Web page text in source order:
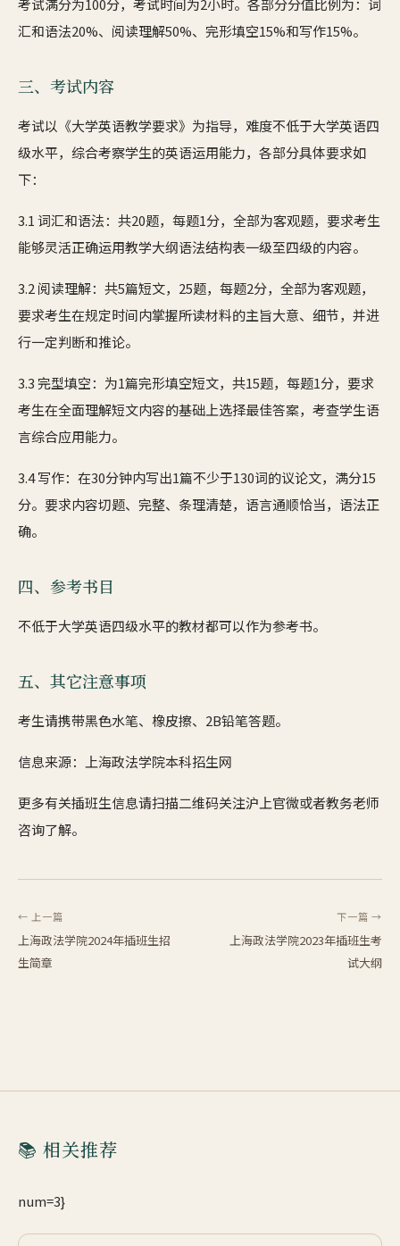
考试满分为100分，考试时间为2小时。各部分分值比例为：词
汇和语法20%、阅读理解50%、完形填空15%和写作15%。
三、考试内容
考试以《大学英语教学要求》为指导，难度不低于大学英语四
级水平，综合考察学生的英语运用能力，各部分具体要求如
下：
3.1 词汇和语法：共20题，每题1分，全部为客观题，要求考生
能够灵活正确运用教学大纲语法结构表一级至四级的内容。
3.2 阅读理解：共5篇短文，25题，每题2分，全部为客观题，
要求考生在规定时间内掌握所读材料的主旨大意、细节，并进
行一定判断和推论。
3.3 完型填空：为1篇完形填空短文，共15题，每题1分，要求
考生在全面理解短文内容的基础上选择最佳答案，考查学生语
言综合应用能力。
3.4 写作：在30分钟内写出1篇不少于130词的议论文，满分15
分。要求内容切题、完整、条理清楚，语言通顺恰当，语法正
确。
四、参考书目
不低于大学英语四级水平的教材都可以作为参考书。
五、其它注意事项
考生请携带黑色水笔、橡皮擦、2B铅笔答题。
信息来源：上海政法学院本科招生网
更多有关插班生信息请扫描二维码关注沪上官微或者教务老师
咨询了解。
← 上一篇
上海政法学院2024年插班生招
生简章
下一篇 →
上海政法学院2023年插班生考
试大纲
📚 相关推荐
num=3}